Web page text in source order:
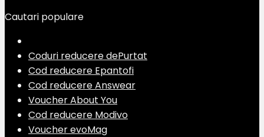
Cautari populare
Coduri reducere dePurtat
Cod reducere Epantofi
Cod reducere Answear
Voucher About You
Cod reducere Modivo
Voucher evoMag